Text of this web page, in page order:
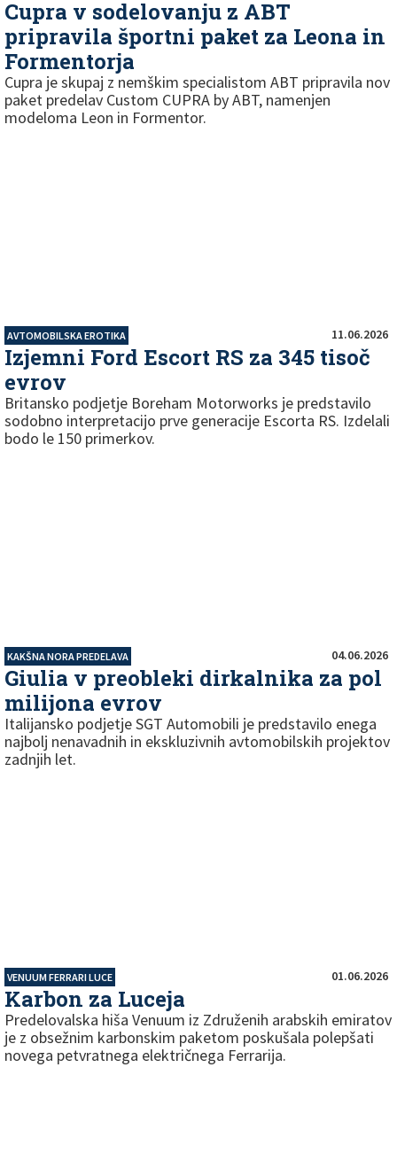
Cupra v sodelovanju z ABT
pripravila športni paket za Leona in
Formentorja
Cupra je skupaj z nemškim specialistom ABT pripravila nov
paket predelav Custom CUPRA by ABT, namenjen
modeloma Leon in Formentor.
AVTOMOBILSKA EROTIKA 11.06.2026
Izjemni Ford Escort RS za 345 tisoč
evrov
Britansko podjetje Boreham Motorworks je predstavilo
sodobno interpretacijo prve generacije Escorta RS. Izdelali
bodo le 150 primerkov.
KAKŠNA NORA PREDELAVA 04.06.2026
Giulia v preobleki dirkalnika za pol
milijona evrov
Italijansko podjetje SGT Automobili je predstavilo enega
najbolj nenavadnih in ekskluzivnih avtomobilskih projektov
zadnjih let.
VENUUM FERRARI LUCE 01.06.2026
Karbon za Luceja
Predelovalska hiša Venuum iz Združenih arabskih emiratov
je z obsežnim karbonskim paketom poskušala polepšati
novega petvratnega električnega Ferrarija.